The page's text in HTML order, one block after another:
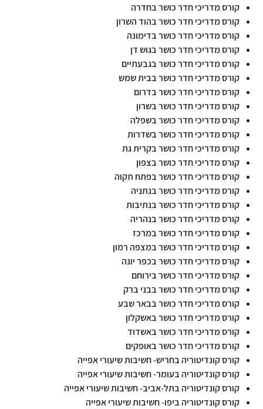
קורס מדריכי חדר כושר בחדרה
קורס מדריכי חדר כושר בהוד השרון
קורס מדריכי חדר כושר בדימונה
קורס מדריכי חדר כושר בגוש דן
קורס מדריכי חדר כושר בגבעתיים
קורס מדריכי חדר כושר בבית שמש
קורס מדריכי חדר כושר בדרום
קורס מדריכי חדר כושר בשרון
קורס מדריכי חדר כושר בשפלה
קורס מדריכי חדר כושר בשדרות
קורס מדריכי חדר כושר בקרית גת
קורס מדריכי חדר כושר בצפון
קורס מדריכי חדר כושר בפתח תקוה
קורס מדריכי חדר כושר בנתניה
קורס מדריכי חדר כושר בנתיבות
קורס מדריכי חדר כושר בנהריה
קורס מדריכי חדר כושר במרכז
קורס מדריכי חדר כושר במצפה רמון
קורס מדריכי חדר כושר בכפר יונה
קורס מדריכי חדר כושר בירוחם
קורס מדריכי חדר כושר בבני ברק
קורס מדריכי חדר כושר בבאר שבע
קורס מדריכי חדר כושר באשקלון
קורס מדריכי חדר כושר באשדוד
קורס מדריכי חדר כושר באופקים
קורס קונדיטוריה בחריש- חשיבות שיעורי אפייה
קורס קונדיטוריה בעומר- חשיבות שיעורי אפייה
קורס קונדיטוריה בתל-אביב- חשיבות שיעורי אפייה
קורס קונדיטוריה ביפו- חשיבות שיעורי אפייה